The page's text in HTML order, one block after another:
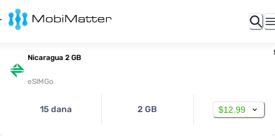
Nicaragua 2 GB
eSIMGo
15 dana 2 GB $12.99